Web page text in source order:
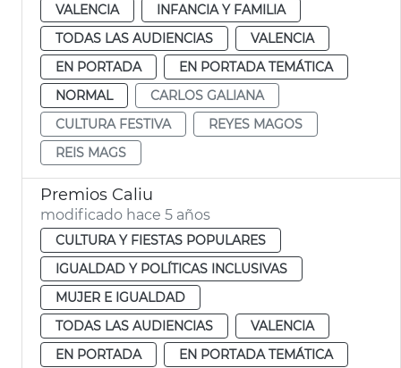
VALENCIA
INFANCIA Y FAMILIA
TODAS LAS AUDIENCIAS
VALENCIA
EN PORTADA
EN PORTADA TEMÁTICA
NORMAL
CARLOS GALIANA
CULTURA FESTIVA
REYES MAGOS
REIS MAGS
Premios Caliu
modificado hace 5 años
CULTURA Y FIESTAS POPULARES
IGUALDAD Y POLÍTICAS INCLUSIVAS
MUJER E IGUALDAD
TODAS LAS AUDIENCIAS
VALENCIA
EN PORTADA
EN PORTADA TEMÁTICA